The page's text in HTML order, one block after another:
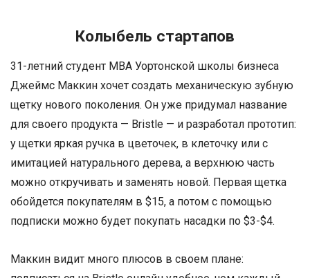
Колыбель стартапов
31-летний студент MBA Уортонской школы бизнеса
Джеймс Маккин хочет создать механическую зубную
щетку нового поколения. Он уже придумал название
для своего продукта — Bristle — и разработал прототип:
у щетки яркая ручка в цветочек, в клеточку или с
имитацией натурального дерева, а верхнюю часть
можно откручивать и заменять новой. Первая щетка
обойдется покупателям в $15, а потом с помощью
подписки можно будет покупать насадки по $3-$4.
Маккин видит много плюсов в своем плане: